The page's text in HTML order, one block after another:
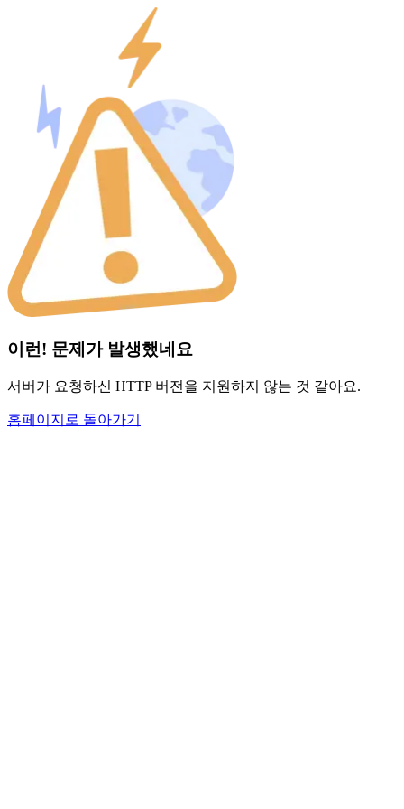
이런! 문제가 발생했네요
서버가 요청하신 HTTP 버전을 지원하지 않는 것 같아요.
홈페이지로 돌아가기